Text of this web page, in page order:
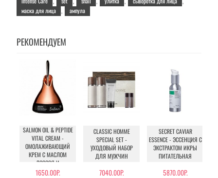
маска для лица ампула
РЕКОМЕНДУЕМ
SALMON OIL & PEPTIDE
VITAL CREAM -
ОМОЛАЖИВАЮЩИЙ
КРЕМ С МАСЛОМ
ЛОСОСЯ И
ПЕПТИДАМИ
1650.00Р.
CLASSIC HOMME
SPECIAL SET -
УХОДОВЫЙ НАБОР
ДЛЯ МУЖЧИН
7040.00Р.
SECRET CAVIAR
ESSENCE - ЭССЕНЦИЯ С
ЭКСТРАКТОМ ИКРЫ
ПИТАТЕЛЬНАЯ
5870.00Р.